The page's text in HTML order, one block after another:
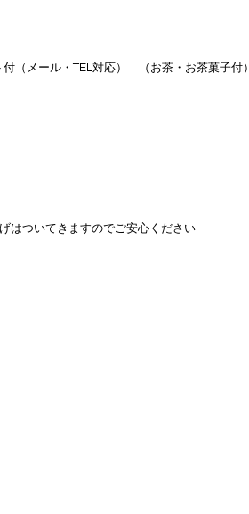
（メール・TEL対応） （お茶・お茶菓子付）
はついてきますのでご安心ください